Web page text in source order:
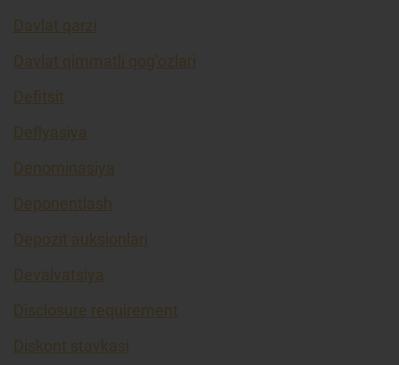
Davlat qarzi
Davlat qimmatli qog’ozlari
Defitsit
Deflyasiya
Denominasiya
Deponentlash
Depozit auksionlari
Devalvatsiya
Disclosure requirement
Diskont stavkasi